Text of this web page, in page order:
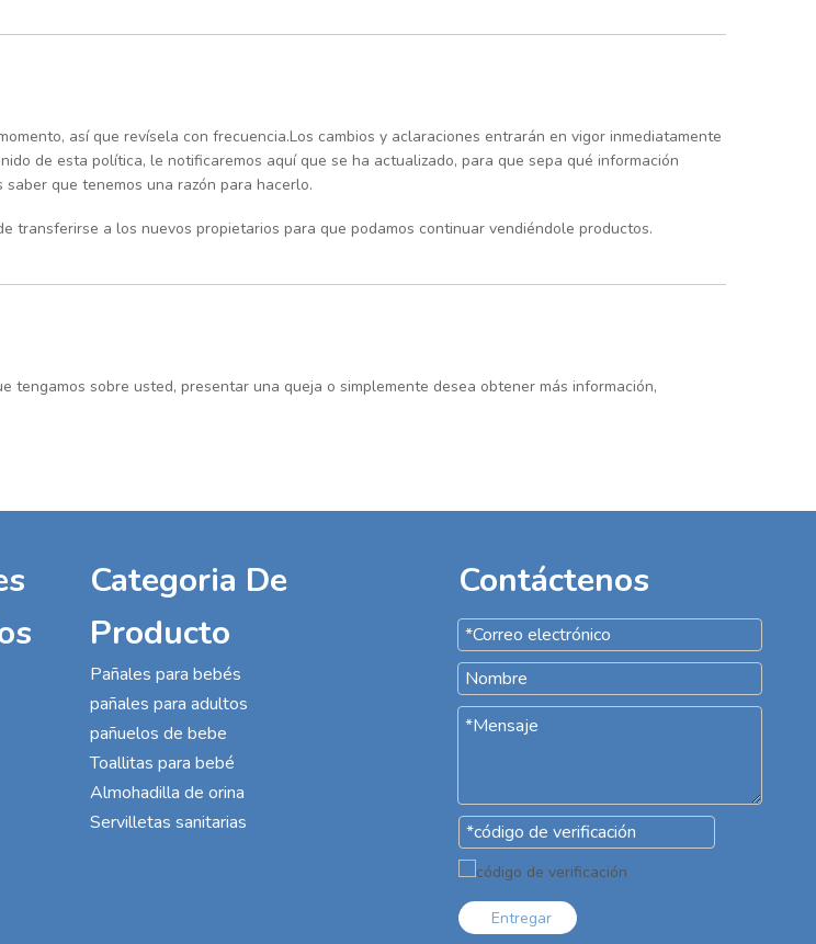
así que revísela con frecuencia.Los cambios y aclaraciones entrarán en vigor inmediatamente
de esta política, le notificaremos aquí que se ha actualizado, para que sepa qué información
que tenemos una razón para hacerlo.
transferirse a los nuevos propietarios para que podamos continuar vendiéndole productos.
sobre usted, presentar una queja o simplemente desea obtener más información,
Categoria De
Producto
Pañales para bebés
pañales para adultos
pañuelos de bebe
Toallitas para bebé
Almohadilla de orina
Servilletas sanitarias
Contáctenos
Entregar